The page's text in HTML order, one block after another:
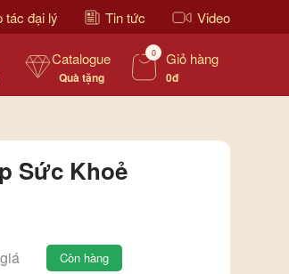
tác đại lý Tin tức Video
Catalogue
Quà tặng
0 Giỏ hàng
0đ
Sức Khoẻ
Còn hàng